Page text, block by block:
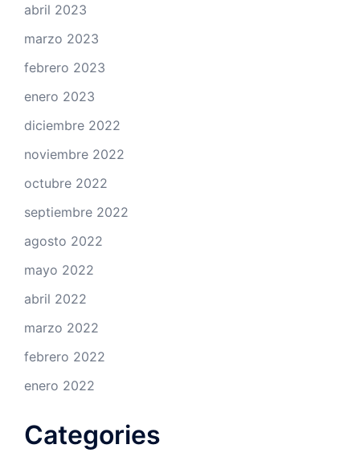
abril 2023
marzo 2023
febrero 2023
enero 2023
diciembre 2022
noviembre 2022
octubre 2022
septiembre 2022
agosto 2022
mayo 2022
abril 2022
marzo 2022
febrero 2022
enero 2022
Categories